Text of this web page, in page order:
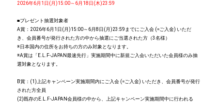
2026年6月1日(月)15:00～6月18日(木)23:59
■プレゼント抽選対象者
A賞：2026年6月1日(月)15:00～6月8日(月)23:59までにご入会 (=ご入金) いただ
き、会員番号が発行された方の中から抽選にご当選された方（3名様）
※日本国内の住所をお持ちの方のみ対象となります。
※A賞は「E.L.F-JAPAN最速先行」実施期間中に新規ご入会いただいた会員様のみ抽
選対象となります。
B賞：(1)上記キャンペーン実施期間内にご入会 (=ご入金) いただき、会員番号が発行
された方全員
(2)既存のE.L.F-JAPAN会員様の中から、上記キャンペーン実施期間中に行われる